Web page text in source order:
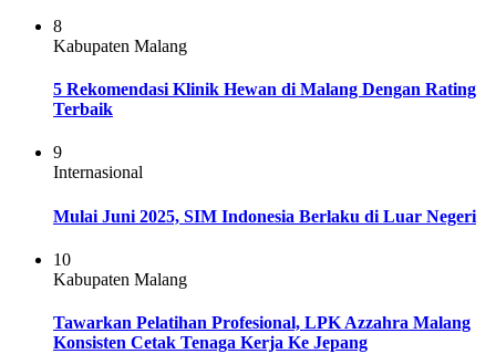
8
Kabupaten Malang
5 Rekomendasi Klinik Hewan di Malang Dengan Rating
Terbaik
9
Internasional
Mulai Juni 2025, SIM Indonesia Berlaku di Luar Negeri
10
Kabupaten Malang
Tawarkan Pelatihan Profesional, LPK Azzahra Malang
Konsisten Cetak Tenaga Kerja Ke Jepang